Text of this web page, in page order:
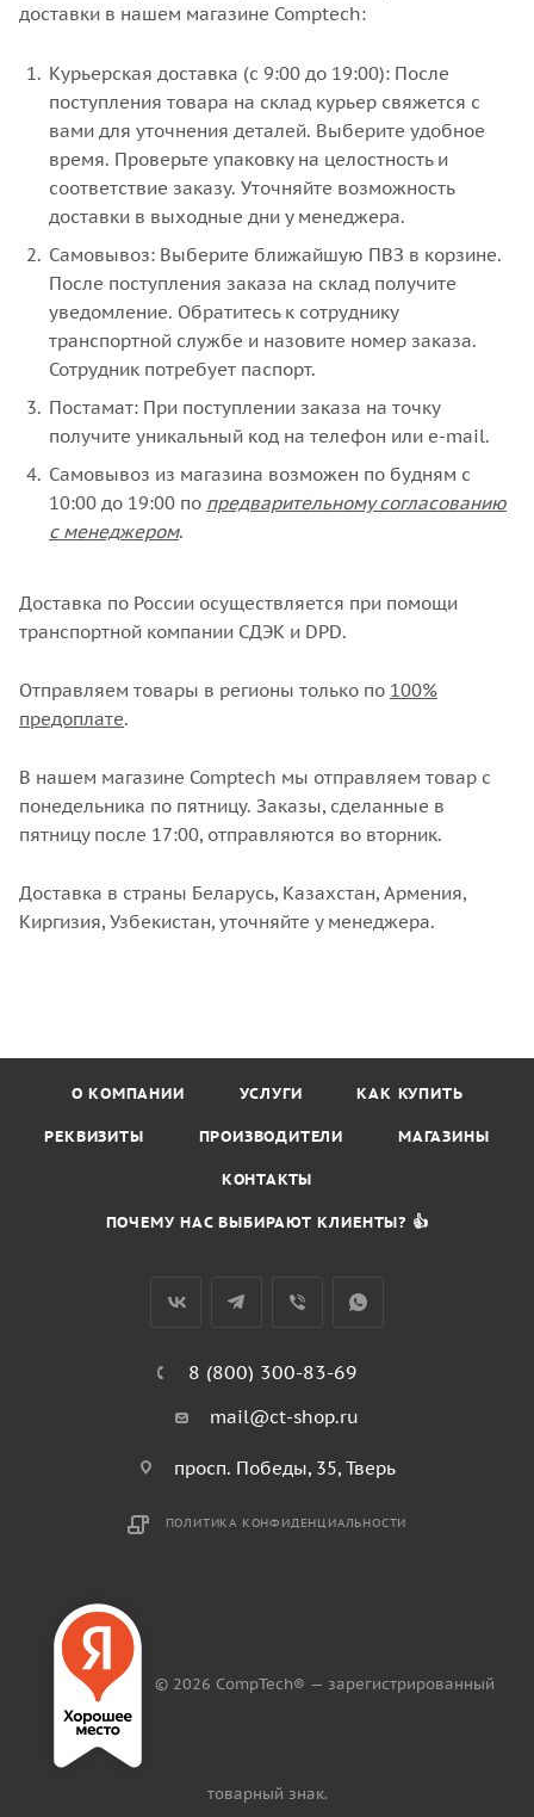
доставки в нашем магазине Comptech:
Курьерская доставка (с 9:00 до 19:00): После
поступления товара на склад курьер свяжется с
вами для уточнения деталей. Выберите удобное
время. Проверьте упаковку на целостность и
соответствие заказу. Уточняйте возможность
доставки в выходные дни у менеджера.
Самовывоз: Выберите ближайшую ПВЗ в корзине.
После поступления заказа на склад получите
уведомление. Обратитесь к сотруднику
транспортной службе и назовите номер заказа.
Сотрудник потребует паспорт.
Постамат: При поступлении заказа на точку
получите уникальный код на телефон или e-mail.
Самовывоз из магазина возможен по будням с
10:00 до 19:00 по предварительному согласованию
с менеджером.
Доставка по России осуществляется при помощи
транспортной компании СДЭК и DPD.
Отправляем товары в регионы только по 100%
предоплате.
В нашем магазине Comptech мы отправляем товар с
понедельника по пятницу. Заказы, сделанные в
пятницу после 17:00, отправляются во вторник.
Доставка в страны Беларусь, Казахстан, Армения,
Киргизия, Узбекистан, уточняйте у менеджера.
О КОМПАНИИ УСЛУГИ КАК КУПИТЬ
РЕКВИЗИТЫ ПРОИЗВОДИТЕЛИ МАГАЗИНЫ
КОНТАКТЫ
ПОЧЕМУ НАС ВЫБИРАЮТ КЛИЕНТЫ? 👍
8 (800) 300-83-69
mail@ct-shop.ru
просп. Победы, 35, Тверь
ПОЛИТИКА КОНФИДЕНЦИАЛЬНОСТИ
© 2026 CompTech® — зарегистрированный
товарный знак.